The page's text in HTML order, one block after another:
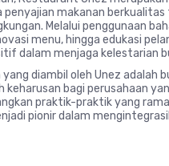
penyajian makanan
Melalui penggunaan
menu, hingga edukasi
dalam menjaga kelestarian
diambil oleh Unez adalah
keharusan bagi perusahaan
praktik-praktik yang
pionir dalam